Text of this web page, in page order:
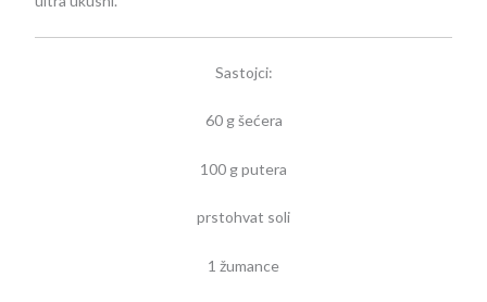
Sastojci:
60 g šećera
100 g putera
prstohvat soli
1 žumance